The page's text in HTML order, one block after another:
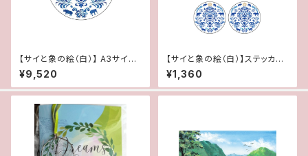
【サイと象の絵（白）】 A3サイズ
額入り（強盗・詐欺・暴力の不運
を抑える）
¥9,520
【サイと象の絵（白）】ステッカ
ー 強盗・詐欺・暴力の不運を
抑える）
¥1,360